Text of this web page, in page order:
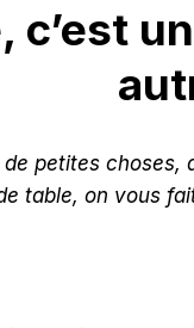
petites
table, on vous